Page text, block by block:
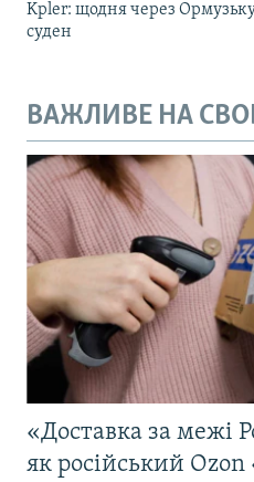
Kpler: щодня через
суден
ВАЖЛИВЕ НА
«Доставка за межі
як російський